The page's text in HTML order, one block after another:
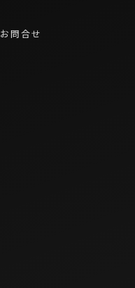
お問合せ